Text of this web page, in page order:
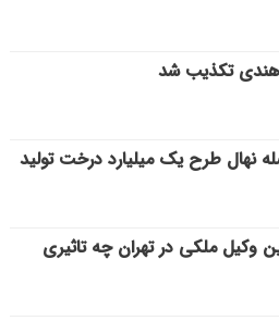
هندی تکذیب شد
نهال طرح یک میلیارد درخت تولید
وکیل ملکی در تهران چه تاثیری